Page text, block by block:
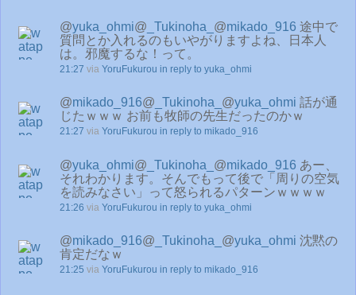
@yuka_ohmi@ _Tukinoha_ @mikado_916 途中で
質問とか入れるのもいやがりますよね、日本人
は。邪魔するな！って。
21:27 via YoruFukurou in reply to yuka_ohmi
@mikado_916@ _Tukinoha_ @yuka_ohmi 話が通
じたｗｗｗ お前も牧師の先生だったのかｗ
21:27 via YoruFukurou in reply to mikado_916
@yuka_ohmi@ _Tukinoha_ @mikado_916 あー、
それわかります。そんでもって後で「周りの空気
を読みなさい」って怒られるパターンｗｗｗｗ
21:26 via YoruFukurou in reply to yuka_ohmi
@mikado_916@ _Tukinoha_ @yuka_ohmi 沈黙の
肯定だなｗ
21:25 via YoruFukurou in reply to mikado_916